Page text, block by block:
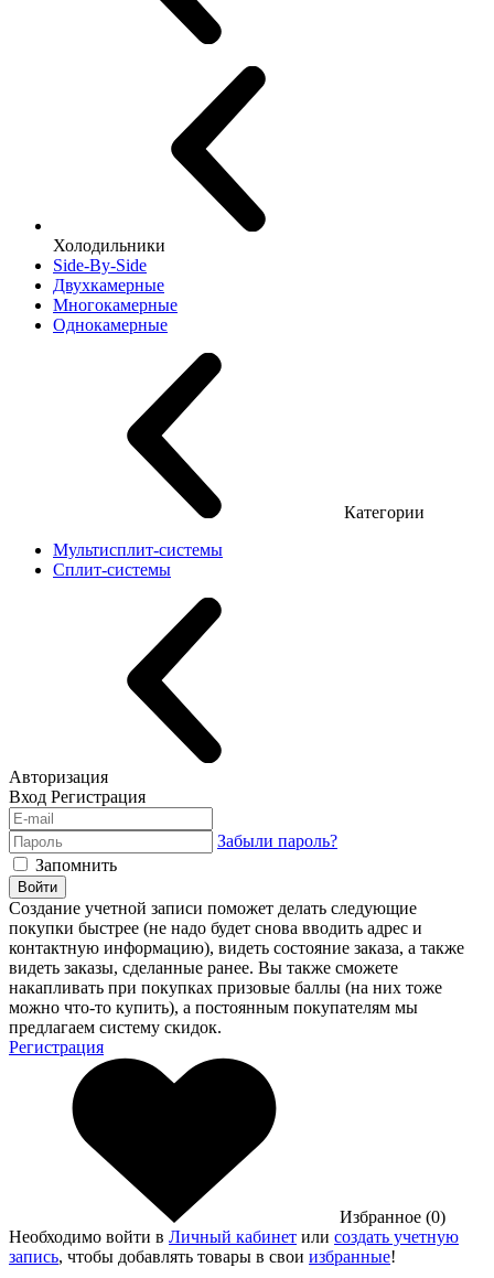
Холодильники
Side-By-Side
Двухкамерные
Многокамерные
Однокамерные
Категории
Мультисплит-системы
Сплит-системы
Авторизация
Вход Регистрация
Забыли пароль?
Запомнить
Войти
Создание учетной записи поможет делать следующие
покупки быстрее (не надо будет снова вводить адрес и
контактную информацию), видеть состояние заказа, а также
видеть заказы, сделанные ранее. Вы также сможете
накапливать при покупках призовые баллы (на них тоже
можно что-то купить), а постоянным покупателям мы
предлагаем систему скидок.
Регистрация
Избранное (0)
Необходимо войти в Личный кабинет или создать учетную
запись, чтобы добавлять товары в свои избранные!